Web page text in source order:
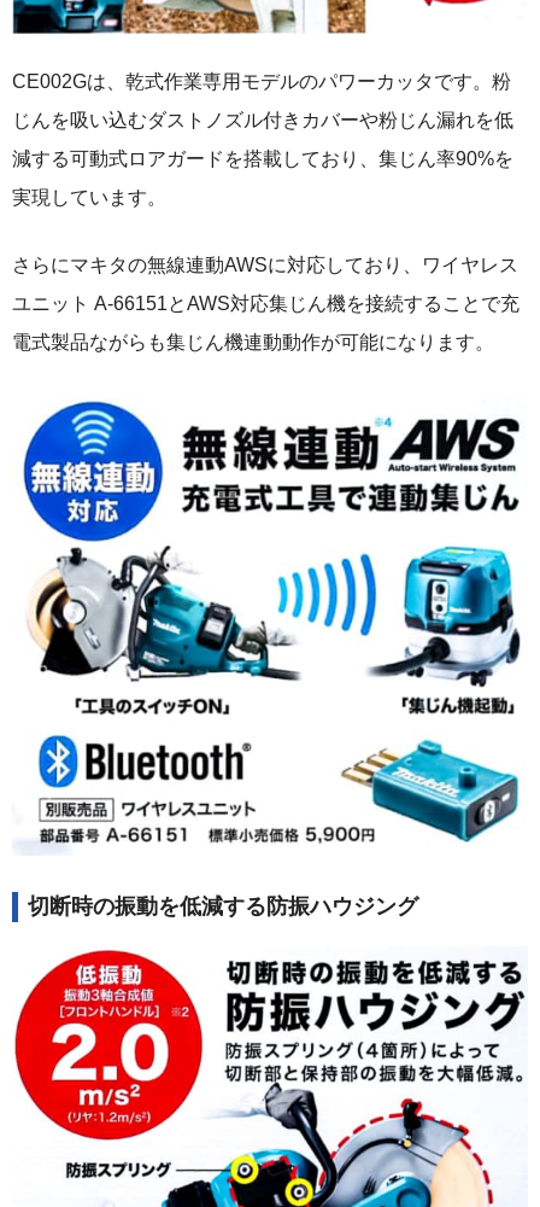
CE002Gは、乾式作業専用モデルのパワーカッタです。粉
じんを吸い込むダストノズル付きカバーや粉じん漏れを低
減する可動式ロアガードを搭載しており、集じん率90%を
実現しています。
さらにマキタの無線連動AWSに対応しており、ワイヤレス
ユニット A-66151とAWS対応集じん機を接続することで充
電式製品ながらも集じん機連動動作が可能になります。
切断時の振動を低減する防振ハウジング